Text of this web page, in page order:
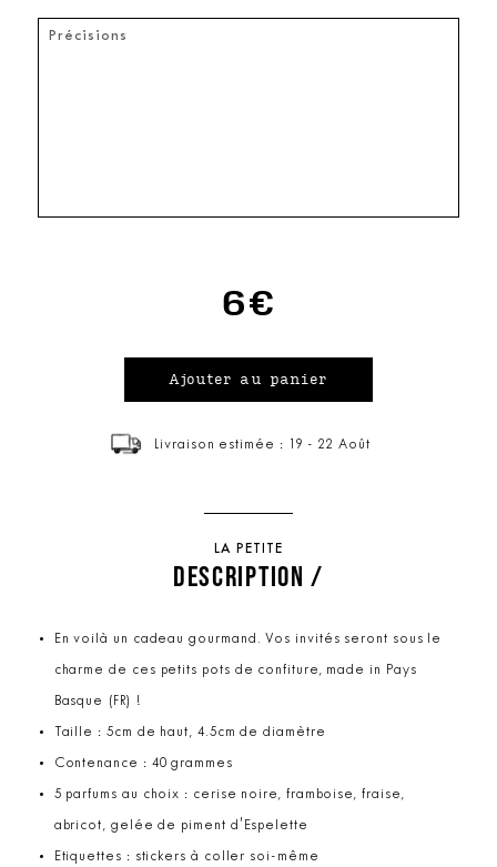
6€
Livraison estimée : 19 - 22 Août
LA PETITE
DESCRIPTION /
En voilà un cadeau gourmand. Vos invités seront sous le
charme de ces petits pots de confiture, made in Pays
Basque (FR) !
Taille : 5cm de haut, 4.5cm de diamètre
Contenance : 40 grammes
5 parfums au choix : cerise noire, framboise, fraise,
abricot, gelée de piment d'Espelette
Etiquettes : stickers à coller soi-même